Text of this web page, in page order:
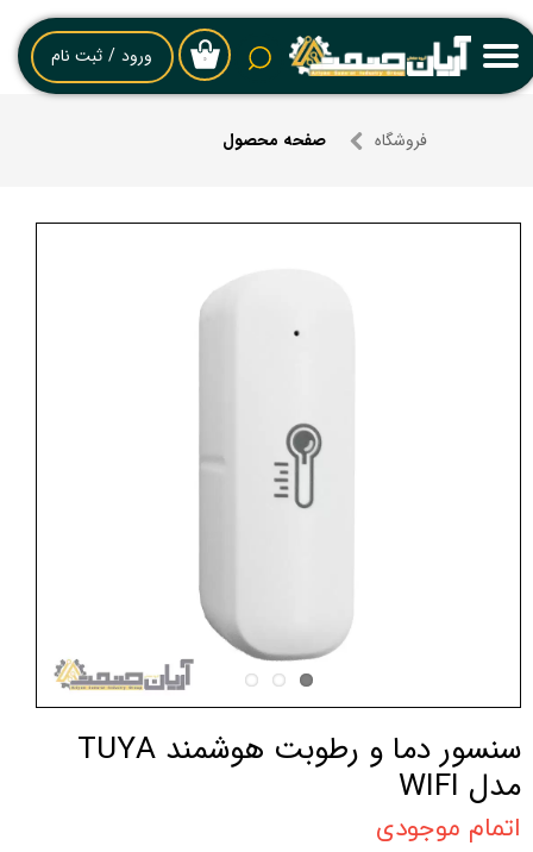
۰ ورود / ثبت نام
حساب کاربری من
خروج از حساب کاربری
فروشگاه صفحه محصول
سنسور دما و رطوبت هوشمند TUYA
مدل WIFI
اتمام موجودی